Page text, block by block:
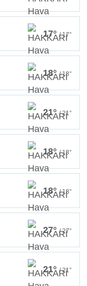
17° / 17°
18° / 18°
21° / 21°
18° / 18°
18° / 18°
27° / 27°
21° / 21°